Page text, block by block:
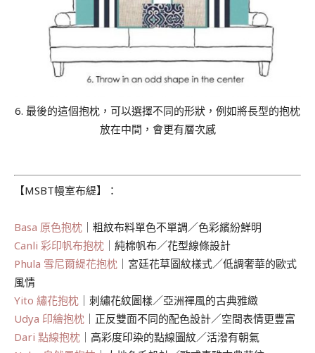
6. 最後的這個抱枕，可以選擇不同的形狀，例如將長型的抱枕
放在中間，會更有層次感
【MSBT幔室布緹】：
Basa 原色抱枕 ｜粗紋布料單色不單調／色彩繽紛鮮明
Canli 彩印帆布抱枕 ｜純棉帆布／花型線條設計
Phula 雪尼爾緹花抱枕 ｜宮廷花草圖紋樣式／低調奢華的歐式
風情
Yito 繡花抱枕 ｜刺繡花紋圖樣／亞洲禪風的古典雅緻
Udya 印繪抱枕 ｜正反雙面不同的配色設計／空間表情更豐富
Dari 點線抱枕 ｜高彩度印染的點線圖紋／活潑有朝氣